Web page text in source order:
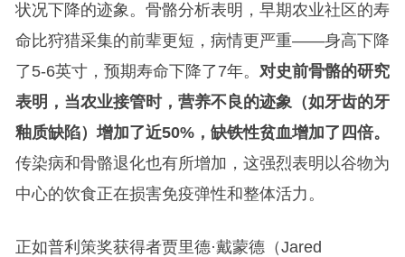
状况下降的迹象。骨骼分析表明，早期农业社区的寿
命比狩猎采集的前辈更短，病情更严重——身高下降
了5-6英寸，预期寿命下降了7年。 对史前骨骼的研究
表明，当农业接管时，营养不良的迹象（如牙齿的牙
釉质缺陷）增加了近50%，缺铁性贫血增加了四倍。
传染病和骨骼退化也有所增加，这强烈表明以谷物为
中心的饮食正在损害免疫弹性和整体活力。
正如普利策奖获得者贾里德·戴蒙德（Jared